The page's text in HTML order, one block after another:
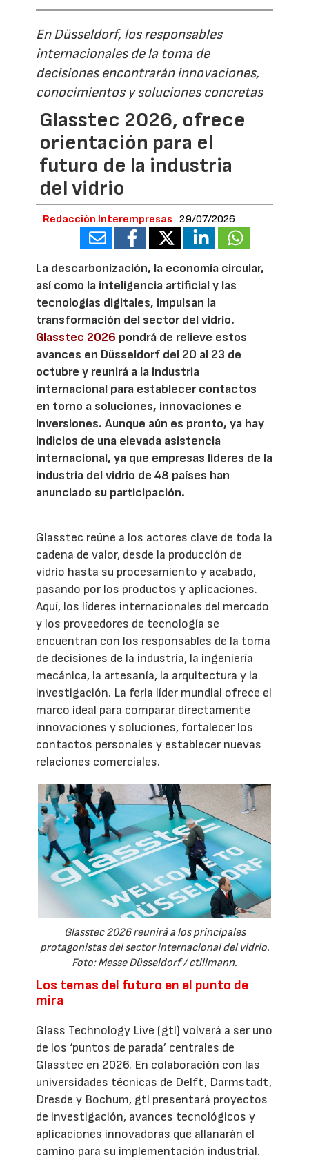
En Düsseldorf, los responsables
internacionales de la toma de
decisiones encontrarán innovaciones,
conocimientos y soluciones concretas
Glasstec 2026, ofrece
orientación para el
futuro de la industria
del vidrio
Redacción Interempresas 29/07/2026
La descarbonización, la economía circular,
así como la inteligencia artificial y las
tecnologías digitales, impulsan la
transformación del sector del vidrio.
Glasstec 2026 pondrá de relieve estos
avances en Düsseldorf del 20 al 23 de
octubre y reunirá a la industria
internacional para establecer contactos
en torno a soluciones, innovaciones e
inversiones. Aunque aún es pronto, ya hay
indicios de una elevada asistencia
internacional, ya que empresas líderes de la
industria del vidrio de 48 países han
anunciado su participación.
Glasstec reúne a los actores clave de toda la
cadena de valor, desde la producción de
vidrio hasta su procesamiento y acabado,
pasando por los productos y aplicaciones.
Aquí, los líderes internacionales del mercado
y los proveedores de tecnología se
encuentran con los responsables de la toma
de decisiones de la industria, la ingeniería
mecánica, la artesanía, la arquitectura y la
investigación. La feria líder mundial ofrece el
marco ideal para comparar directamente
innovaciones y soluciones, fortalecer los
contactos personales y establecer nuevas
relaciones comerciales.
Glasstec 2026 reunirá a los principales
protagonistas del sector internacional del vidrio.
Foto: Messe Düsseldorf / ctillmann.
Los temas del futuro en el punto de
mira
Glass Technology Live (gtl) volverá a ser uno
de los ‘puntos de parada’ centrales de
Glasstec en 2026. En colaboración con las
universidades técnicas de Delft, Darmstadt,
Dresde y Bochum, gtl presentará proyectos
de investigación, avances tecnológicos y
aplicaciones innovadoras que allanarán el
camino para su implementación industrial.